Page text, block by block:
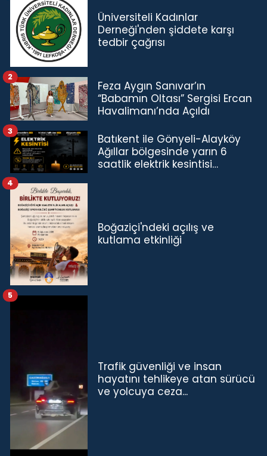
Üniversiteli Kadınlar
Derneği'nden şiddete karşı
tedbir çağrısı
Feza Aygın Sanıvar’ın
“Babamın Oltası” Sergisi Ercan
Havalimanı’nda Açıldı
2
Batıkent ile Gönyeli-Alayköy
Ağıllar bölgesinde yarın 6
saatlik elektrik kesintisi…
3
Boğaziçi'ndeki açılış ve
kutlama etkinliği
4
Trafik güvenliği ve insan
hayatını tehlikeye atan sürücü
ve yolcuya ceza...
5